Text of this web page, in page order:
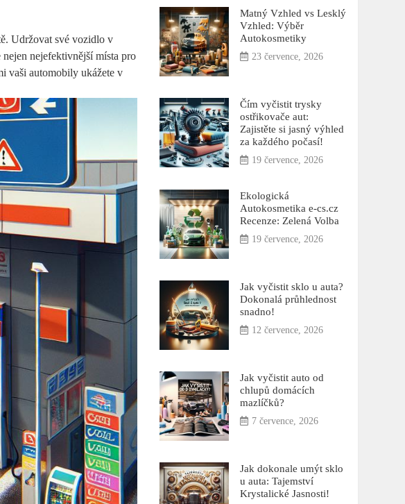
⁣Udržovat své vozidlo ⁢v
nejefektivnější‍ místa ⁢pro
vaši automobily ukážete v
Matný Vzhled vs Lesklý
Vzhled: Výběr
Autokosmetiky
23 července, 2026
Čím vyčistit trysky
ostřikovače aut:
Zajistěte si jasný výhled
za každého počasí!
19 července, 2026
Ekologická
Autokosmetika e-cs.cz
Recenze: Zelená Volba
19 července, 2026
Jak vyčistit sklo u auta?
Dokonalá průhlednost
snadno!
12 července, 2026
Jak vyčistit auto od
chlupů domácích
mazlíčků?
7 července, 2026
Jak dokonale umýt sklo
u auta: Tajemství
Krystalické Jasnosti!